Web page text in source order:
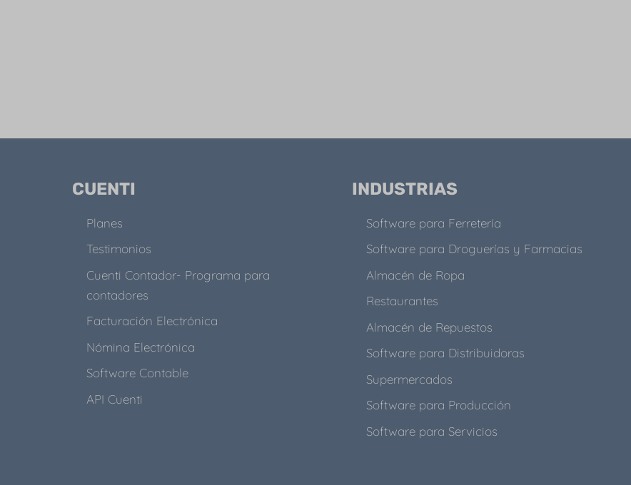
CUENTI
Planes
Testimonios
Cuenti Contador- Programa para
contadores
Facturación Electrónica
Nómina Electrónica
Software Contable
API Cuenti
INDUSTRIAS
Software para Ferretería
Software para Droguerías y Farmacias
Almacén de Ropa
Restaurantes
Almacén de Repuestos
Software para Distribuidoras
Supermercados
Software para Producción
Software para Servicios